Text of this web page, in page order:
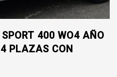
400 WO4 AÑO
PLAZAS CON